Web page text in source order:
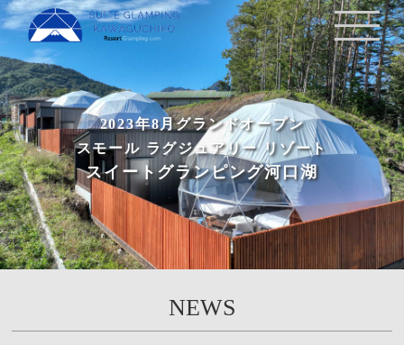
2023年8月グランドオープン
スモール ラグジュアリー リゾート
スイートグランピング河口湖
NEWS